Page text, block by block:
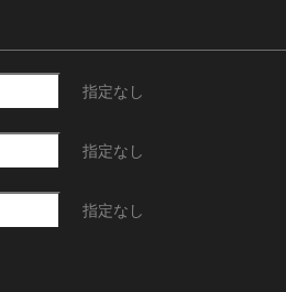
指定なし
指定なし
指定なし